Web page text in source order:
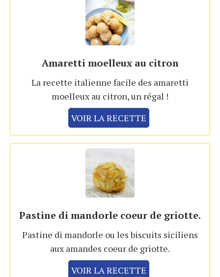
Amaretti moelleux au citron
La recette italienne facile des amaretti
moelleux au citron, un régal !
VOIR LA RECETTE
Pastine di mandorle coeur de griotte.
Pastine di mandorle ou les biscuits siciliens
aux amandes coeur de griotte.
VOIR LA RECETTE